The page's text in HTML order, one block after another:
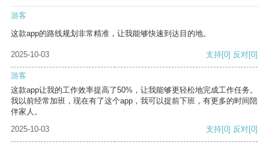
游客
这款app的路线规划非常精准，让我能够快速到达目的地。
2025-10-03 支持[0] 反对[0]
游客
这款app让我的工作效率提高了50%，让我能够更轻松地完成工作任务。
我以前经常加班，现在有了这个app，我可以提前下班，有更多的时间陪
伴家人。
2025-10-03
支持[0] 反对[0]